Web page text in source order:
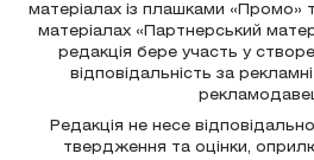
матеріалах із плашками «Промо»
матеріалах «Партнерський
редакція бере участь у
відповідальність за
Редакція не несе
твердження та оцінки,